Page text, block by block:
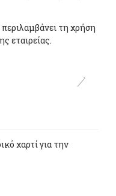
τη χρήση
εταιρείας.
χαρτί για την